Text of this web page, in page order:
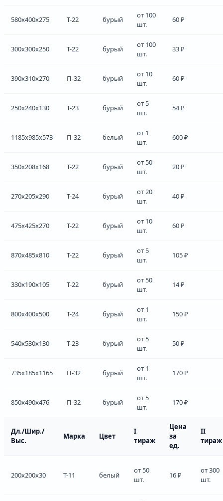
580x400x275 Т-22 бурый
от 100
шт.
60 ₽
300x300x250 Т-22 бурый
от 100
шт.
33 ₽
390x310x270 П-32 бурый
от 10
шт.
60 ₽
250x240x130 Т-23 бурый
от 5
шт.
54 ₽
1185x985x573 П-32 белый
от 1
шт.
600 ₽
350x208x168 Т-22 бурый
от 50
шт.
20 ₽
270x205x290 Т-24 бурый
от 20
шт.
40 ₽
475x425x270 Т-22 бурый
от 10
шт.
60 ₽
870x485x810 Т-22 бурый
от 5
шт.
105 ₽
330x190x105 Т-22 бурый
от 50
шт.
14 ₽
800x400x500 Т-24 бурый
от 1
шт.
150 ₽
540x530x130 Т-23 бурый
от 5
шт.
50 ₽
735x185x1165 П-32 бурый
от 1
шт.
170 ₽
850x490x476 П-32 бурый
от 5
шт.
170 ₽
Дл./Шир./
Выс.
Марка Цвет
I
тираж
Цена
за
ед.
II
тираж
200x200x30 Т-11 белый
от 50
шт.
16 ₽
от 300
шт.